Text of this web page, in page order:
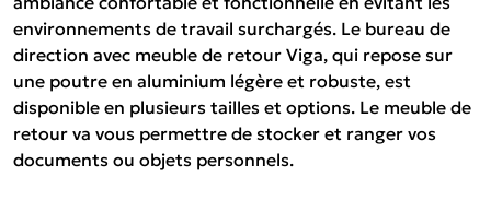
environnements de travail surchargés. Le bureau de
direction avec meuble de retour Viga, qui repose sur
une poutre en aluminium légère et robuste, est
disponible en plusieurs tailles et options. Le meuble de
retour va vous permettre de stocker et ranger vos
documents ou objets personnels.